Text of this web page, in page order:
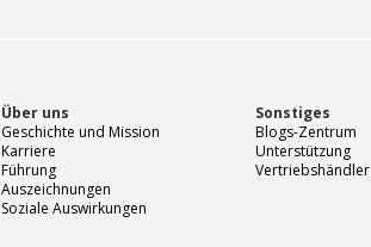
Über uns
Geschichte und Mission
Karriere
Führung
Auszeichnungen
Soziale Auswirkungen
Sonstiges
Blogs-Zentrum
Unterstützung
Vertriebshändler